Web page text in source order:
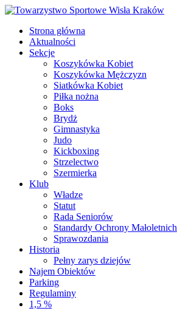
Strona główna
Aktualności
Sekcje
Koszykówka Kobiet
Koszykówka Mężczyzn
Siatkówka Kobiet
Piłka nożna
Boks
Brydż
Gimnastyka
Judo
Kickboxing
Strzelectwo
Szermierka
Klub
Władze
Statut
Rada Seniorów
Standardy Ochrony Małoletnich
Sprawozdania
Historia
Pełny zarys dziejów
Najem Obiektów
Parking
Regulaminy
1,5 %